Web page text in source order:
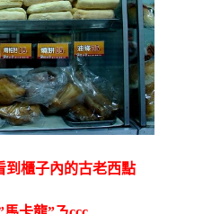
到櫃子內的古老西點